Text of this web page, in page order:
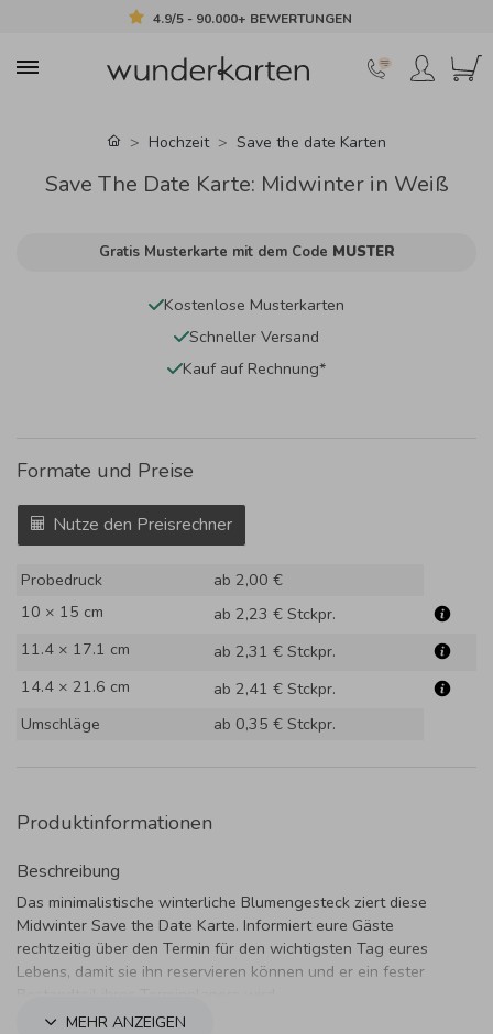
4.9/5 - 90.000+ BEWERTUNGEN
Hochzeit Save the date Karten
Save The Date Karte: Midwinter in Weiß
Gratis Musterkarte mit dem Code MUSTER
Kostenlose Musterkarten
Schneller Versand
Kauf auf Rechnung*
Formate und Preise
Nutze den Preisrechner
Probedruck
ab 2,00 €
10 × 15 cm
ab 2,23 € Stckpr.
11.4 × 17.1 cm
ab 2,31 € Stckpr.
14.4 × 21.6 cm
ab 2,41 € Stckpr.
Umschläge
ab 0,35 € Stckpr.
Produktinformationen
Beschreibung
Das minimalistische winterliche Blumengesteck ziert diese
Midwinter Save the Date Karte. Informiert eure Gäste
rechtzeitig über den Termin für den wichtigsten Tag eures
Lebens, damit sie ihn reservieren können und er ein fester
MEHR ANZEIGEN